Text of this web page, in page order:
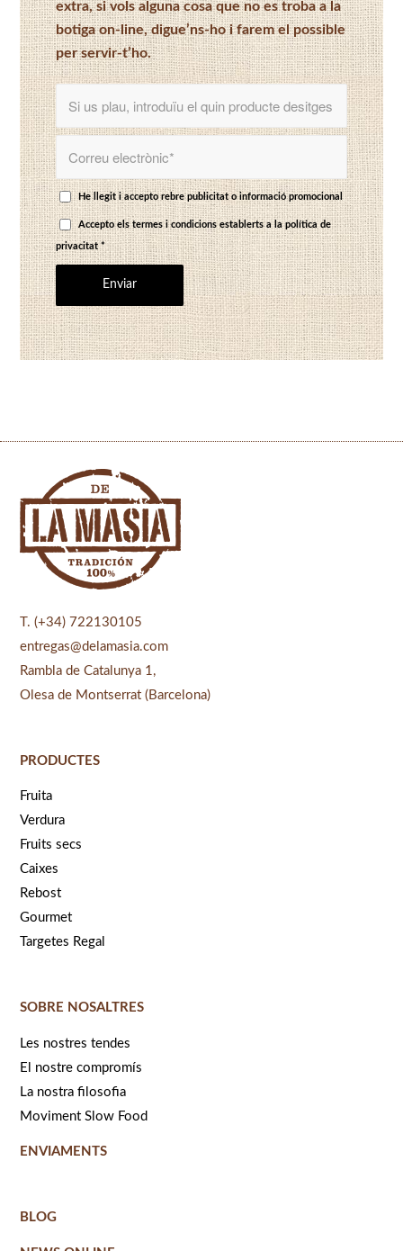
extra, si vols alguna cosa que no es troba a la
botiga on-line, digue’ns-ho i farem el possible
per servir-t’ho.
He llegit i accepto rebre publicitat o informació promocional
Accepto els termes i condicions establerts ala política de
privacitat *
T. (+34) 722130105
entregas@delamasia.com
Rambla de Catalunya 1,
Olesa de Montserrat (Barcelona)
PRODUCTES
Fruita
Verdura
Fruits secs
Caixes
Rebost
Gourmet
Targetes Regal
SOBRE NOSALTRES
Les nostres tendes
El nostre compromís
La nostra filosofia
Moviment Slow Food
ENVIAMENTS
BLOG